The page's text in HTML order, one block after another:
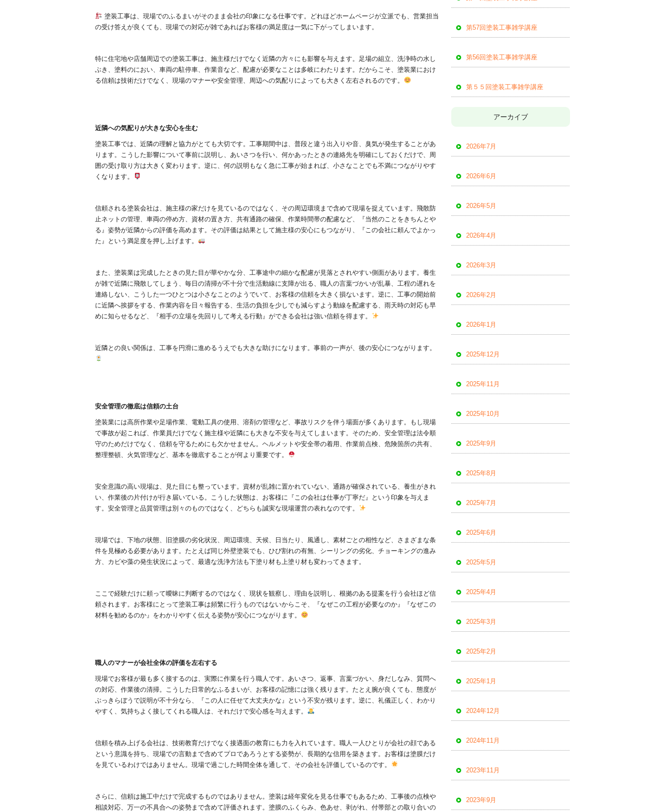
塗装工事は、現場でのふるまいがそのまま会社の印象になる仕事です。どれほどホームページが立派でも、営業担当
の受け答えが良くても、現場での対応が雑であればお客様の満足度は一気に下がってしまいます。
特に住宅地や店舗周辺での塗装工事は、施主様だけでなく近隣の方々にも影響を与えます。足場の組立、洗浄時の水し
ぶき、塗料のにおい、車両の駐停車、作業音など、配慮が必要なことは多岐にわたります。だからこそ、塗装業におけ
る信頼は技術だけでなく、現場のマナーや安全管理、周辺への気配りによっても大きく左右されるのです。
近隣への気配りが大きな安心を生む
塗装工事では、近隣の理解と協力がとても大切です。工事期間中は、普段と違う出入りや音、臭気が発生することがあ
ります。こうした影響について事前に説明し、あいさつを行い、何かあったときの連絡先を明確にしておくだけで、周
囲の受け取り方は大きく変わります。逆に、何の説明もなく急に工事が始まれば、小さなことでも不満につながりやす
くなります。
信頼される塗装会社は、施主様の家だけを見ているのではなく、その周辺環境まで含めて現場を捉えています。飛散防
止ネットの管理、車両の停め方、資材の置き方、共有通路の確保、作業時間帯の配慮など、『当然のことをきちんとや
る』姿勢が近隣からの評価を高めます。その評価は結果として施主様の安心にもつながり、『この会社に頼んでよかっ
た』という満足度を押し上げます。
また、塗装業は完成したときの見た目が華やかな分、工事途中の細かな配慮が見落とされやすい側面があります。養生
が雑で近隣に飛散してしまう、毎日の清掃が不十分で生活動線に支障が出る、職人の言葉づかいが乱暴、工程の遅れを
連絡しない、こうした一つひとつは小さなことのようでいて、お客様の信頼を大きく損ないます。逆に、工事の開始前
に近隣へ挨拶をする、作業内容を日々報告する、生活の負担を少しでも減らすよう動線を配慮する、雨天時の対応も早
めに知らせるなど、『相手の立場を先回りして考える行動』ができる会社は強い信頼を得ます。
近隣との良い関係は、工事を円滑に進めるうえでも大きな助けになります。事前の一声が、後の安心につながります。
安全管理の徹底は信頼の土台
塗装業には高所作業や足場作業、電動工具の使用、溶剤の管理など、事故リスクを伴う場面が多くあります。もし現場
で事故が起これば、作業員だけでなく施主様や近隣にも大きな不安を与えてしまいます。そのため、安全管理は法令順
守のためだけでなく、信頼を守るためにも欠かせません。ヘルメットや安全帯の着用、作業前点検、危険箇所の共有、
整理整頓、火気管理など、基本を徹底することが何より重要です。
安全意識の高い現場は、見た目にも整っています。資材が乱雑に置かれていない、通路が確保されている、養生がきれ
い、作業後の片付けが行き届いている。こうした状態は、お客様に『この会社は仕事が丁寧だ』という印象を与えま
す。安全管理と品質管理は別々のものではなく、どちらも誠実な現場運営の表れなのです。
現場では、下地の状態、旧塗膜の劣化状況、周辺環境、天候、日当たり、風通し、素材ごとの相性など、さまざまな条
件を見極める必要があります。たとえば同じ外壁塗装でも、ひび割れの有無、シーリングの劣化、チョーキングの進み
方、カビや藻の発生状況によって、最適な洗浄方法も下塗り材も上塗り材も変わってきます。
ここで経験だけに頼って曖昧に判断するのではなく、現状を観察し、理由を説明し、根拠のある提案を行う会社ほど信
頼されます。お客様にとって塗装工事は頻繁に行うものではないからこそ、『なぜこの工程が必要なのか』『なぜこの
材料を勧めるのか』をわかりやすく伝える姿勢が安心につながります。
職人のマナーが会社全体の評価を左右する
現場でお客様が最も多く接するのは、実際に作業を行う職人です。あいさつ、返事、言葉づかい、身だしなみ、質問へ
の対応、作業後の清掃。こうした日常的なふるまいが、お客様の記憶には強く残ります。たとえ腕が良くても、態度が
ぶっきらぼうで説明が不十分なら、『この人に任せて大丈夫かな』という不安が残ります。逆に、礼儀正しく、わかり
やすく、気持ちよく接してくれる職人は、それだけで安心感を与えます。
信頼を積み上げる会社は、技術教育だけでなく接遇面の教育にも力を入れています。職人一人ひとりが会社の顔である
という意識を持ち、現場での言動まで含めてプロであろうとする姿勢が、長期的な信用を築きます。お客様は塗膜だけ
を見ているわけではありません。現場で過ごした時間全体を通して、その会社を評価しているのです。
さらに、信頼は施工中だけで完成するものではありません。塗装は経年変化を見る仕事でもあるため、工事後の点検や
相談対応、万一の不具合への姿勢まで含めて評価されます。塗膜のふくらみ、色あせ、剥がれ、付帯部との取り合いの
第57回塗装工事雑学講座
第56回塗装工事雑学講座
第５５回塗装工事雑学講座
アーカイブ
2026年7月
2026年6月
2026年5月
2026年4月
2026年3月
2026年2月
2026年1月
2025年12月
2025年11月
2025年10月
2025年9月
2025年8月
2025年7月
2025年6月
2025年5月
2025年4月
2025年3月
2025年2月
2025年1月
2024年12月
2024年11月
2023年11月
2023年9月